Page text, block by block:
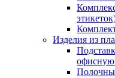
Изделия из
офисную